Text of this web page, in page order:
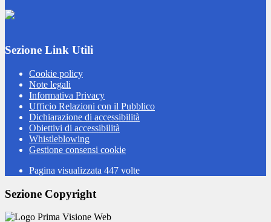
Sezione Link Utili
Cookie policy
Note legali
Informativa Privacy
Ufficio Relazioni con il Pubblico
Dichiarazione di accessibilità
Obiettivi di accessibilità
Whistleblowing
Gestione consensi cookie
Pagina visualizzata 447 volte
Sezione Copyright